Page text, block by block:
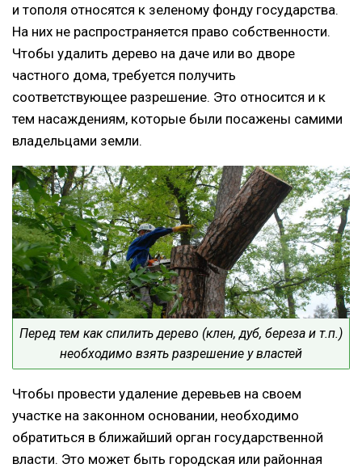
и тополя относятся к зеленому фонду государства.
На них не распространяется право собственности.
Чтобы удалить дерево на даче или во дворе
частного дома, требуется получить
соответствующее разрешение. Это относится и к
тем насаждениям, которые были посажены самими
владельцами земли.
Перед тем как спилить дерево (клен, дуб, береза и т.п.)
необходимо взять разрешение у властей
Чтобы провести удаление деревьев на своем
участке на законном основании, необходимо
обратиться в ближайший орган государственной
власти. Это может быть городская или районная